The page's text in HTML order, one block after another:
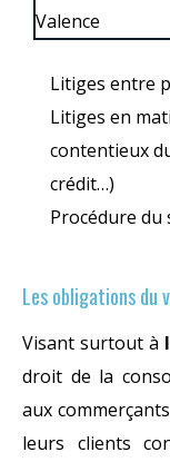
Litiges entre
Litiges en
contentieux
crédit…)
Procédure
Les obligations du
Visant surtout à
droit de la
aux
leurs clients